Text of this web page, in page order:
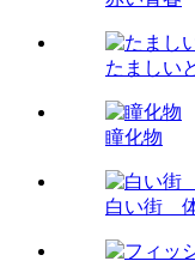
たましい
瞳化物
白い街